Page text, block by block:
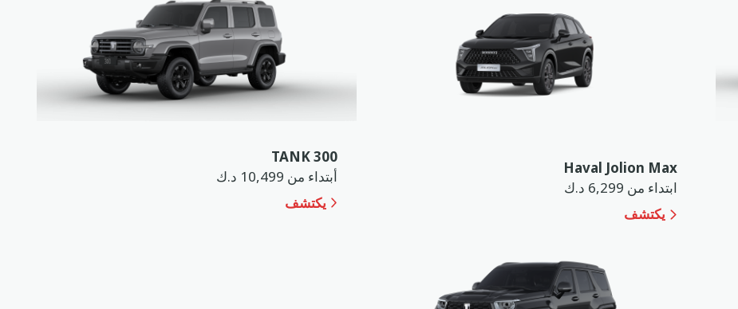
Haval Jolion Max
ابتداء من 6,299 د.ك
يكتشف
TANK 300
أبتداء من 10,499 د.ك
يكتشف